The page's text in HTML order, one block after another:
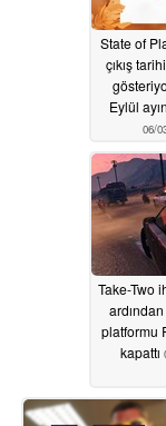
State of
çıkış
Eylül
06/
Take-Two
platformu
kapattı